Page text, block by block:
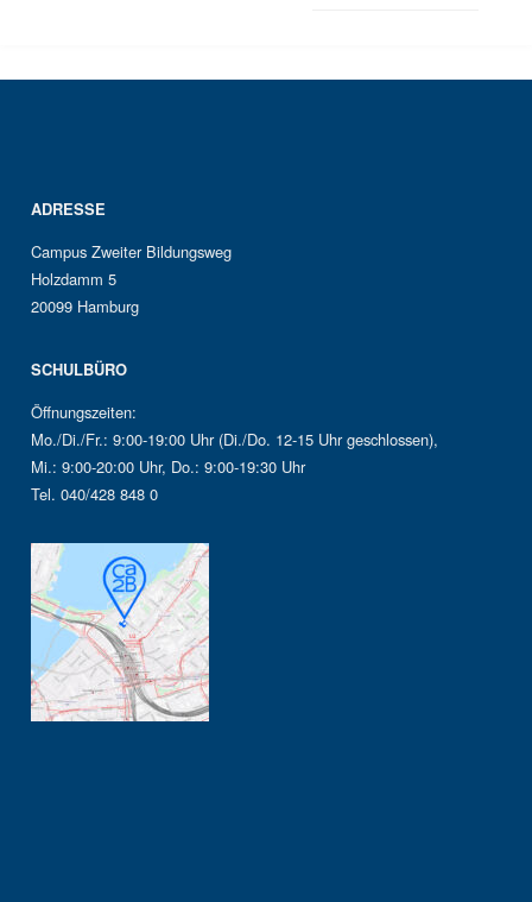
ADRESSE
Campus Zweiter Bildungsweg
Holzdamm 5
20099 Hamburg
SCHULBÜRO
Öffnungszeiten:
Mo./Di./Fr.: 9:00-19:00 Uhr (Di./Do. 12-15 Uhr geschlossen),
Mi.: 9:00-20:00 Uhr, Do.: 9:00-19:30 Uhr
Tel. 040/428 848 0